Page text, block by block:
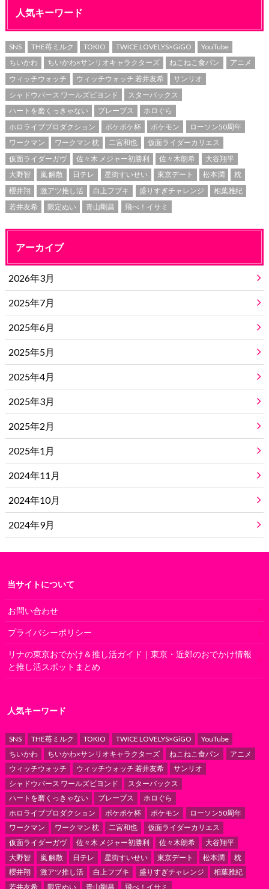
人気キーワード
SNS THE苺ミルク TOKIO TWICE LOVELYS×GiGO
YouTube
ちいかわ
ちいかわ×サンリオキャラクターズ ねこねこ食パン
アニメ
ウィッチウォッチ
ウィッチウォッチ 若井友希
サンリオ
シャドウバース ワールズビヨンド
スターバックス
ハートを磨くっきゃない
ブレーブス
ホロぐら
ホロライブプロダクション
ポケポケ杯 ポケモン
ローソン50周年
ワークマン
ワークマン 枕 二宮和也
仮面ライダーカリエス
仮面ライダーガヴ
佐々木 メジャー初勝利 佐々木朗希
大谷翔平
大野智
嵐 解散 日テレ 星街すいせい 東京デート 松本潤
枕
櫻井翔
激アツ推し活 白上フブキ 盛りすぎチャレンジ
相葉雅紀
若井友希
限定ぬい 青山剛昌 飛べ！イサミ
アーカイブ
2026年3月
2025年7月
2025年6月
2025年5月
2025年4月
2025年3月
2025年2月
2025年1月
2024年11月
2024年10月
2024年9月
当サイトについて
お問い合わせ
プライバシーポリシー
リナの東京おでかけ＆推し活ガイド｜東京・近郊のおでかけ情報
と推し活スポットまとめ
人気キーワード
SNS THE苺ミルク TOKIO TWICE LOVELYS×GiGO
YouTube
ちいかわ
ちいかわ×サンリオキャラクターズ ねこねこ食パン
アニメ
ウィッチウォッチ
ウィッチウォッチ 若井友希
サンリオ
シャドウバース ワールズビヨンド
スターバックス
ハートを磨くっきゃない
ブレーブス
ホロぐら
ホロライブプロダクション
ポケポケ杯 ポケモン
ローソン50周年
ワークマン
ワークマン 枕 二宮和也
仮面ライダーカリエス
仮面ライダーガヴ
佐々木 メジャー初勝利 佐々木朗希
大谷翔平
大野智
嵐 解散 日テレ 星街すいせい 東京デート 松本潤
枕
櫻井翔
激アツ推し活 白上フブキ 盛りすぎチャレンジ
相葉雅紀
若井友希
限定ぬい 青山剛昌 飛べ！イサミ